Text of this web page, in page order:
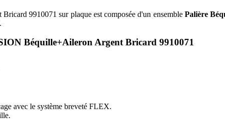
9910071 sur plaque est composée d'un ensemble Palière
Béquille+Aileron Argent Bricard 9910071
avec le système breveté FLEX.